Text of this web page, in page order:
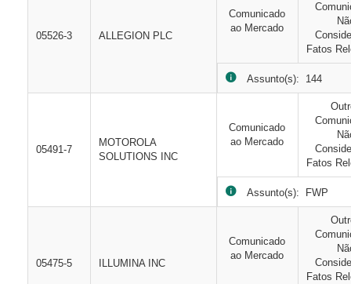
05526-3 ALLEGION PLC
Comunicado
ao Mercado
Fatos
Assunto(s): 144
05491-7
MOTOROLA
SOLUTIONS INC
Comunicado
ao Mercado
Fatos
Assunto(s): FWP
05475-5 ILLUMINA INC
Comunicado
ao Mercado
Fatos